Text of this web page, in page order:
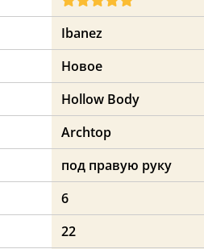
Ibanez
Новое
Hollow Body
Archtop
под правую руку
6
22